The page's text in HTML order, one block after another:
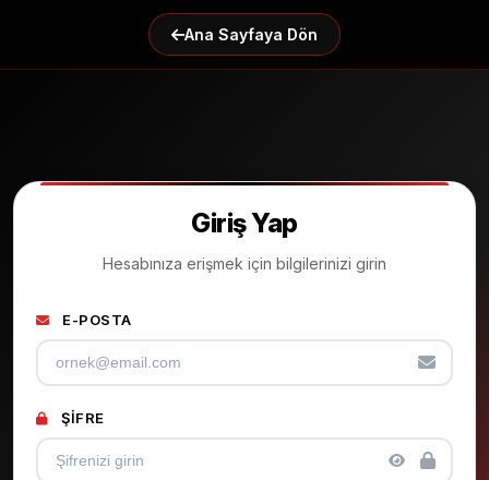
Ana Sayfaya Dön
Giriş Yap
Hesabınıza erişmek için bilgilerinizi girin
E-POSTA
ŞIFRE